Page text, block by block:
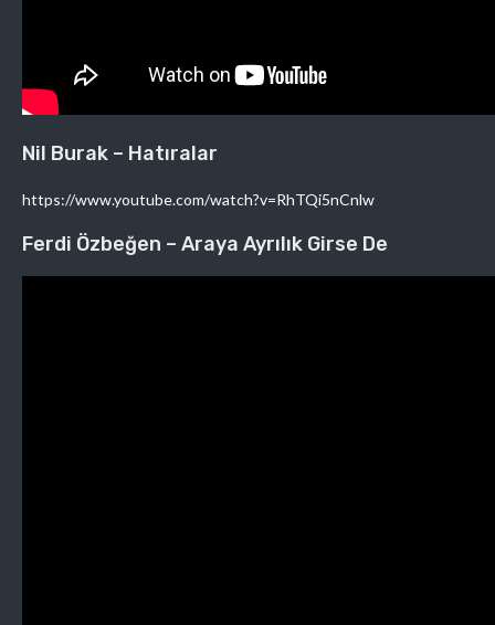
Nil Burak – Hatıralar
https://www.youtube.com/watch?v=RhTQi5nCnlw
Ferdi Özbeğen – Araya Ayrılık Girse De